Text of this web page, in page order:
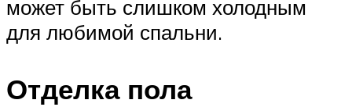
может быть слишком холодным
для любимой спальни.
Отделка пола